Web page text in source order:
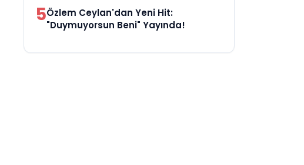
5Özlem Ceylan'dan Yeni Hit:
"Duymuyorsun Beni" Yayında!